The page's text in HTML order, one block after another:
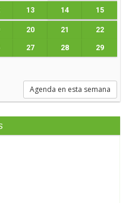
13 14 15
20 21 22
27 28 29
Agenda en esta semana